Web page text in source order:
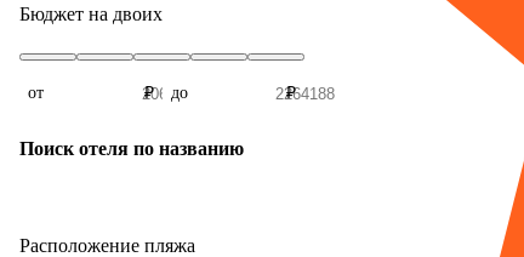
Бюджет на двоих
от ₽ до ₽
Поиск отеля по названию
Расположение пляжа